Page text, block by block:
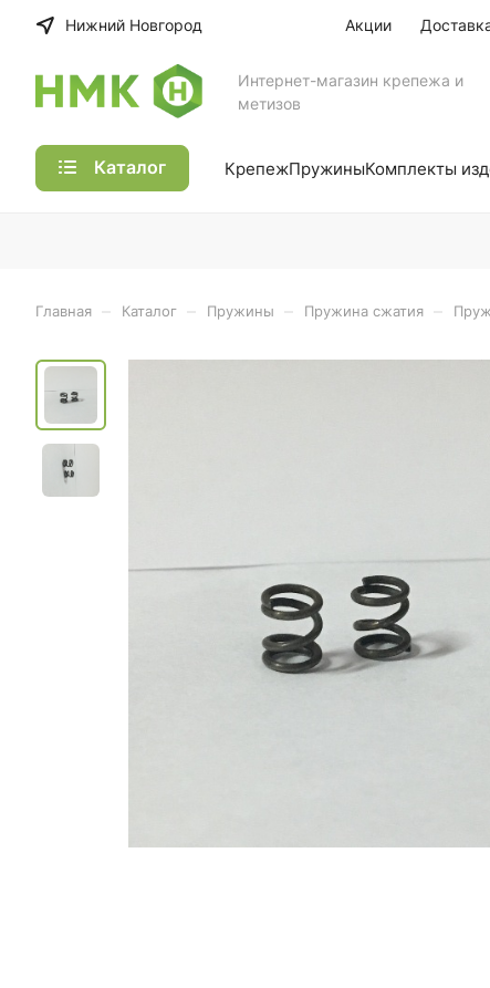
Нижний Новгород Акции
Интернет-магазин крепежа и
метизов
Каталог КрепежПружиныКомплекты
Главная Каталог Пружины Пружина сжатия